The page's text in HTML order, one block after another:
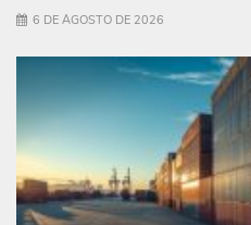
6 DE AGOSTO DE 2026